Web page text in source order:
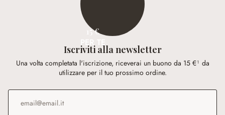
15 €
PER TE
Iscriviti alla newsletter
Una volta completata l'iscrizione, riceverai un buono da 15 €¹ da
utilizzare per il tuo prossimo ordine.
Indirizzo e-mail